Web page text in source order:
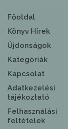
Főoldal
Könyv Hírek
Újdonságok
Kategóriák
Kapcsolat
Adatkezelési
tájékoztató
Felhasználási
feltételek